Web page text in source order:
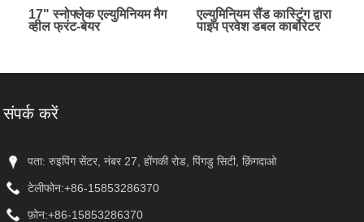
17" स्नोफ्लेक एल्युमिनियम मैग
व्हील फ्रंट-बेयर
एल्युमिनियम सैंड कास्टिंग द्वारा
पाइप प्रवेश डबल कार्बोरेटर
संपर्क करें
पता: रुइपिंग सेंटर, नंबर 27, होंगकी रोड, पिंगडु सिटी, क़िंगदाओ
टेलीफोन:+86-15853286370
फ़ोन:+86-15853286370